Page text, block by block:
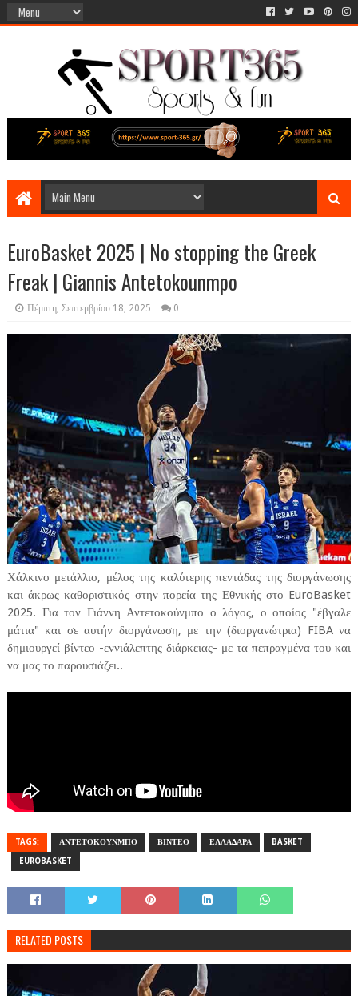
EuroBasket 2025 | No stopping the Greek
Freak | Giannis Antetokounmpo
Πέμπτη, Σεπτεμβρίου 18, 2025 0
Χάλκινο μετάλλιο, μέλος της καλύτερης πεντάδας της διοργάνωσης
και άκρως καθοριστικός στην πορεία της Εθνικής στο EuroBasket
2025. Για τον Γιάννη Αντετοκούνμπο ο λόγος, ο οποίος "έβγαλε
μάτια" και σε αυτήν διοργάνωση, με την (διοργανώτρια) FIBA να
δημιουργεί βίντεο -εννιάλεπτης διάρκειας- με τα πεπραγμένα του και
να μας το παρουσιάζει..
TAGS: ΑΝΤΕΤΟΚΟΥΝΜΠΟ ΒΙΝΤΕΟ ΕΛΛΑΔΑΡΑ BASKET
EUROBASKET
RELATED POSTS